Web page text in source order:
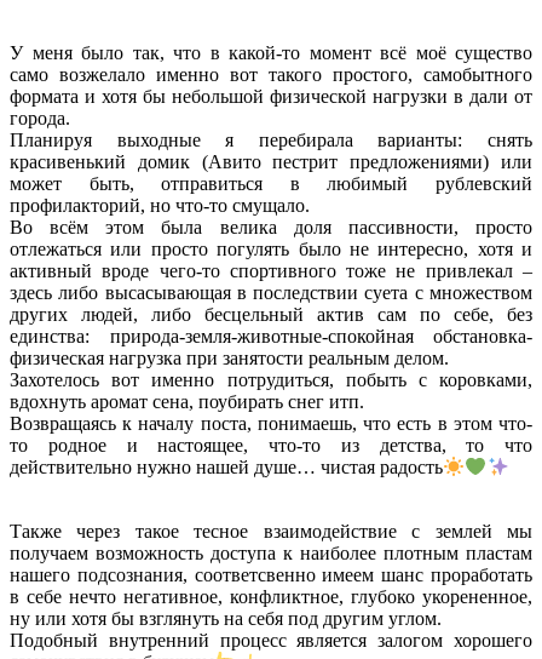
У меня было так, что в какой-то момент всё моё существо
само возжелало именно вот такого простого, самобытного
формата и хотя бы небольшой физической нагрузки в дали от
города.
Планируя выходные я перебирала варианты: снять
красивенький домик (Авито пестрит предложениями) или
может быть, отправиться в любимый рублевский
профилакторий, но что-то смущало.
Во всём этом была велика доля пассивности, просто
отлежаться или просто погулять было не интересно, хотя и
активный вроде чего-то спортивного тоже не привлекал –
здесь либо высасывающая в последствии суета с множеством
других людей, либо бесцельный актив сам по себе, без
единства: природа-земля-животные-спокойная обстановка-
физическая нагрузка при занятости реальным делом.
Захотелось вот именно потрудиться, побыть с коровками,
вдохнуть аромат сена, поубирать снег итп.
Возвращаясь к началу поста, понимаешь, что есть в этом что-
то родное и настоящее, что-то из детства, то что
действительно нужно нашей душе… чистая радость
Также через такое тесное взаимодействие с землей мы
получаем возможность доступа к наиболее плотным пластам
нашего подсознания, соответсвенно имеем шанс проработать
в себе нечто негативное, конфликтное, глубоко укорененное,
ну или хотя бы взглянуть на себя под другим углом.
Подобный внутренний процесс является залогом хорошего